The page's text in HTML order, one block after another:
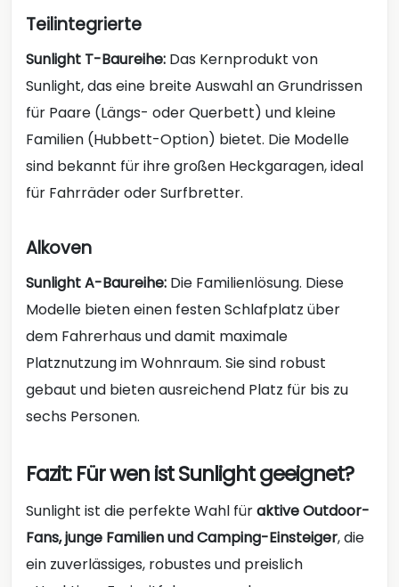
Teilintegrierte
Sunlight T-Baureihe: Das Kernprodukt von
Sunlight, das eine breite Auswahl an Grundrissen
für Paare (Längs- oder Querbett) und kleine
Familien (Hubbett-Option) bietet. Die Modelle
sind bekannt für ihre großen Heckgaragen, ideal
für Fahrräder oder Surfbretter.
Alkoven
Sunlight A-Baureihe: Die Familienlösung. Diese
Modelle bieten einen festen Schlafplatz über
dem Fahrerhaus und damit maximale
Platznutzung im Wohnraum. Sie sind robust
gebaut und bieten ausreichend Platz für bis zu
sechs Personen.
Fazit: Für wen ist Sunlight geeignet?
Sunlight ist die perfekte Wahl füraktive Outdoor-
Fans, junge Familien und Camping-Einsteiger, die
ein zuverlässiges, robustes und preislich